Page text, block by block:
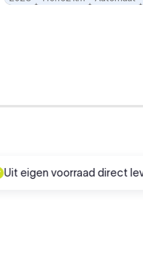
voorraad direct leverbaar